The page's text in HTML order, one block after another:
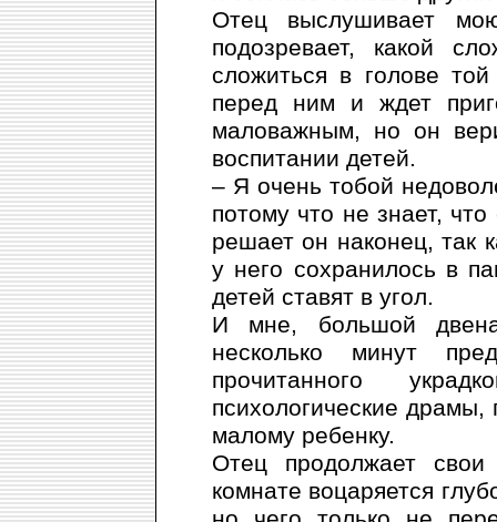
Отец выслушивает
подозревает, какой
сложиться в голове
перед ним и ждет
маловажным, но он
воспитании детей.
– Я очень тобой
потому что не знает,
решает он наконец, так
у него сохранилось в
детей ставят в угол.
И мне, большой
несколько минут
прочитанного
психологические драмы,
малому ребенку.
Отец продолжает
комнате воцаряется